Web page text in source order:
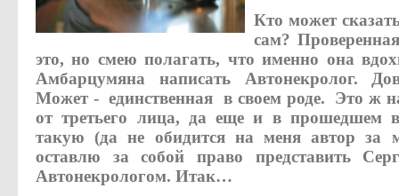
Кто может
сам?
это, но смею полагать, что именно она
Амбарцумяна написать Автонекролог.
Может - единственная в своем роде. Это ж
от третьего лица, да еще и в прошедшем
такую (да не обидится на меня автор за
оставлю за собой право представить
Автонекрологом. Итак…